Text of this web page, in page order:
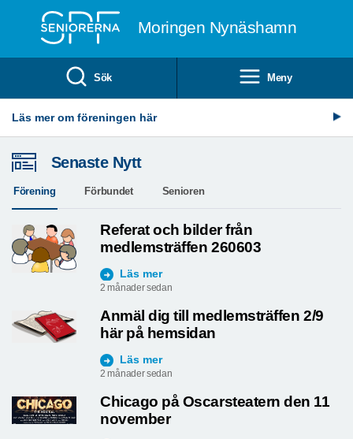
Moringen Nynäshamn
Sök Meny
Läs mer om föreningen här
Senaste Nytt
Förening Förbundet Senioren
Referat och bilder från
medlemsträffen 260603
Läs mer
2 månader sedan
Anmäl dig till medlemsträffen 2/9
här på hemsidan
Läs mer
2 månader sedan
Chicago på Oscarsteatern den 11
november